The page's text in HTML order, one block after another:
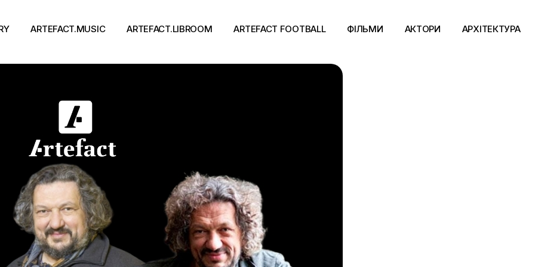
ARTEFACT.MUSIC
Концерти
ARTEFACT.LIBROOM ARTEFACT FOOTBALL ФІЛЬМИ АКТОРИ АРХІТЕКТУРА